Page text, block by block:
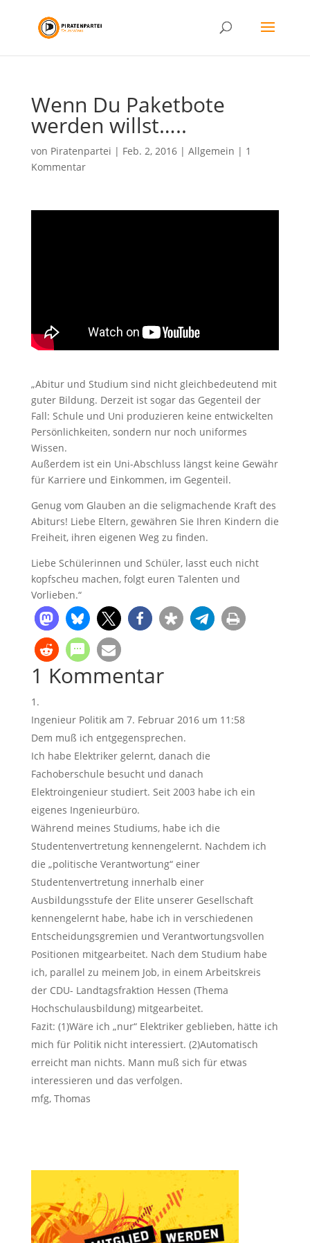
Wenn Du Paketbote
werden willst…..
von Piratenpartei | Feb. 2, 2016| Allgemein | 1
Kommentar
„Abitur und Studium sind nicht gleichbedeutend mit
guter Bildung. Derzeit ist sogar das Gegenteil der
Fall: Schule und Uni produzieren keine entwickelten
Persönlichkeiten, sondern nur noch uniformes
Wissen.
Außerdem ist ein Uni-Abschluss längst keine Gewähr
für Karriere und Einkommen, im Gegenteil.
Genug vom Glauben an die seligmachende Kraft des
Abiturs! Liebe Eltern, gewähren Sie Ihren Kindern die
Freiheit, ihren eigenen Weg zu finden.
Liebe Schülerinnen und Schüler, lasst euch nicht
kopfscheu machen, folgt euren Talenten und
Vorlieben.“
1 Kommentar
Ingenieur Politik am 7. Februar 2016 um 11:58
Dem muß ich entgegensprechen.
Ich habe Elektriker gelernt, danach die
Fachoberschule besucht und danach
Elektroingenieur studiert. Seit 2003 habe ich ein
eigenes Ingenieurbüro.
Während meines Studiums, habe ich die
Studentenvertretung kennengelernt. Nachdem ich
die „politische Verantwortung“ einer
Studentenvertretung innerhalb einer
Ausbildungsstufe der Elite unserer Gesellschaft
kennengelernt habe, habe ich in verschiedenen
Entscheidungsgremien und Verantwortungsvollen
Positionen mitgearbeitet. Nach dem Studium habe
ich, parallel zu meinem Job, in einem Arbeitskreis
der CDU- Landtagsfraktion Hessen (Thema
Hochschulausbildung) mitgearbeitet.
Fazit: (1)Wäre ich „nur“ Elektriker geblieben, hätte ich
mich für Politik nicht interessiert. (2)Automatisch
erreicht man nichts. Mann muß sich für etwas
interessieren und das verfolgen.
mfg, Thomas